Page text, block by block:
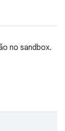
no sandbox.